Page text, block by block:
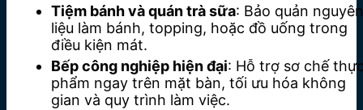
Tiệm bánh và quán trà sữa: Bảo quản nguyên
liệu làm bánh, topping, hoặc đồ uống trong
điều kiện mát.
Bếp công nghiệp hiện đại: Hỗ trợ sơ chế
phẩm ngay trên mặt bàn, tối ưu hóa không
gian và quy trình làm việc.